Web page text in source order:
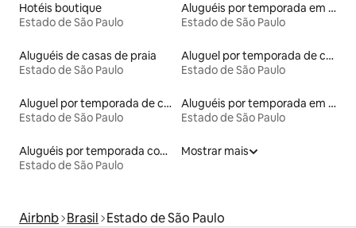
Hotéis boutique
Estado de São Paulo
Aluguéis por temporada em hotéis-fazenda
Estado de São Paulo
Aluguéis de casas de praia
Estado de São Paulo
Aluguel por temporada de contêineres
Estado de São Paulo
Aluguel por temporada de casas de hóspedes
Estado de São Paulo
Aluguéis por temporada em resorts
Estado de São Paulo
Aluguéis por temporada com café da manhã
Estado de São Paulo
Mostrar mais
Airbnb Brasil Estado de São Paulo